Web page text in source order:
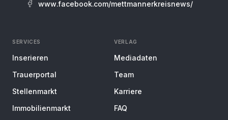
www.facebook.com/mettmannerkreisnews/
SERVICES
Inserieren
Trauerportal
Stellenmarkt
Immobilienmarkt
VERLAG
Mediadaten
Team
Karriere
FAQ